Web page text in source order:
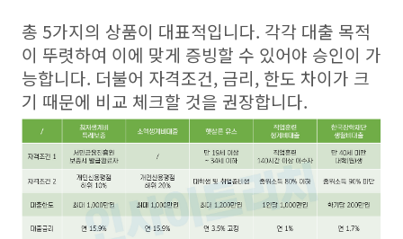
총 5가지의 상품이 대표적입니다. 각각 대출 목적
이 뚜렷하여 이에 맞게 증빙할 수 있어야 승인이 가
능합니다. 더불어 자격조건, 금리, 한도 차이가 크
기 때문에 비교 체크할 것을 권장합니다.